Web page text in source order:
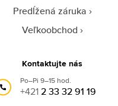
Predĺžená záruka
Veľkoobchod
Kontaktujte nás
Po–Pi 9–15 hod.
+4212 33 32 91 19